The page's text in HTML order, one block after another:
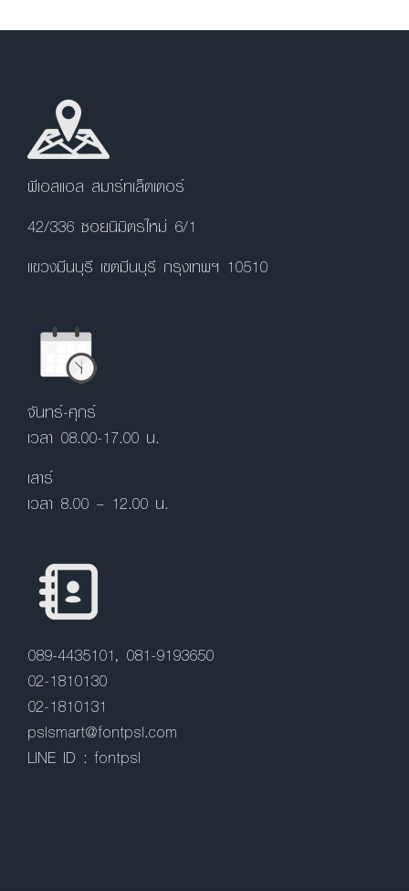
พีเอสแอล สมาร์ทเล็ตเตอร์
42/336 ซอยนิมิตรใหม่ 6/1
แขวงมีนบุรี เขตมีนบุรี กรุงเทพฯ 10510
จันทร์-ศุกร์
เวลา 08.00-17.00 น.
เสาร์
เวลา 8.00 – 12.00 น.
089-4435101, 081-9193650
02-1810130
02-1810131
pslsmart@fontpsl.com
LINE ID : fontpsl